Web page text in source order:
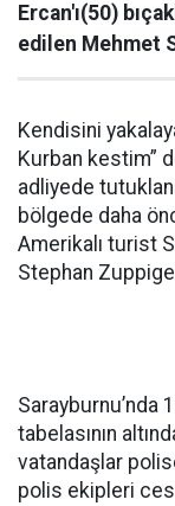
Ercan'ı(50)
edilen Mehmet
Kendisini
Kurban kestim”
adliyede
bölgede daha
Amerikalı turist
Stephan
Sarayburnu’nda
tabelasının
vatandaşlar
polis ekipleri